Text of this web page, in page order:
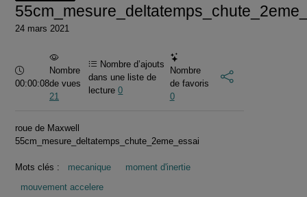
24 mars 2021
Durée :
00:00:08
Nombre
de vues
21
Nombre d’ajouts
dans une liste de
lecture0
Nombre
de favoris
0
roue de Maxwell
55cm_mesure_deltatemps_chute_2eme_essai
Mots clés : mecanique
moment d'inertie
mouvement accelere